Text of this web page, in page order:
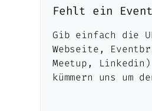
Fehlt ein
Gib einfach die
Webseite,
Meetup,
kümmern uns um